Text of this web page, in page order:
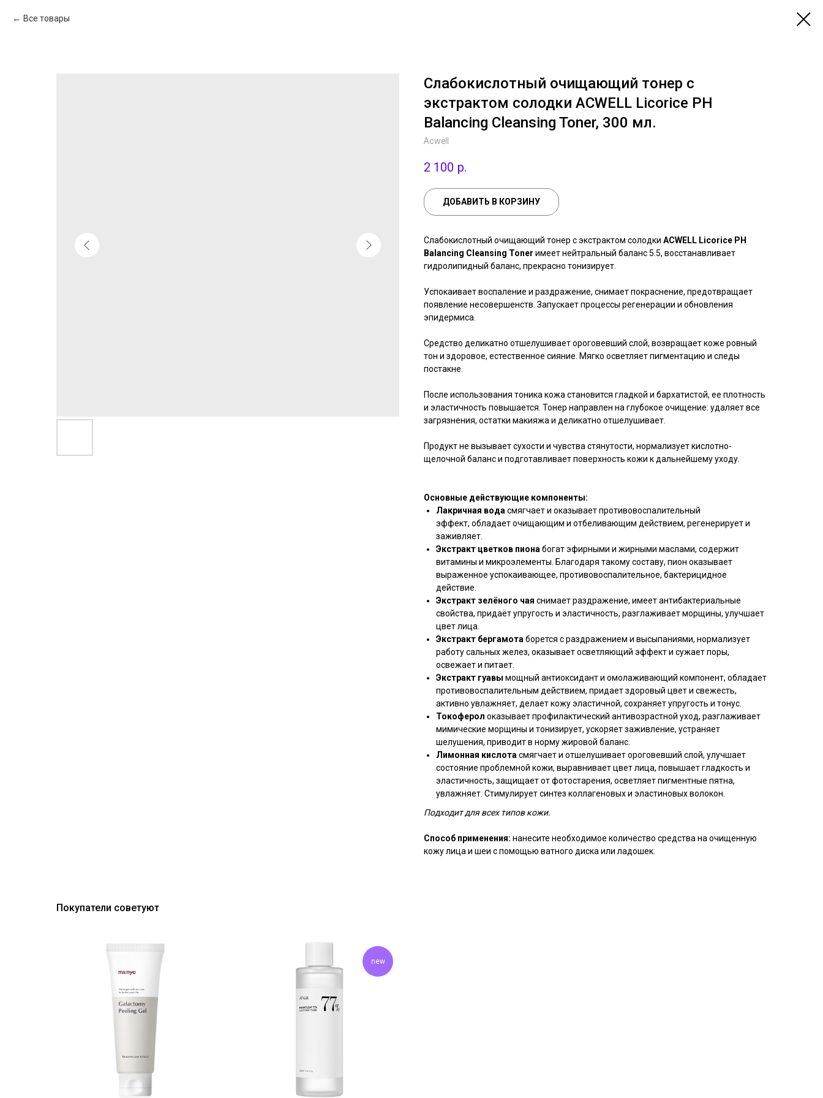
Все товары
Слабокислотный очищающий тонер с
экстрактом солодки ACWELL Licorice PH
Balancing Cleansing Toner, 300 мл.
Acwell
2 100 р.
ДОБАВИТЬ В КОРЗИНУ
Слабокислотный очищающий тонер с экстрактом солодки ACWELL Licorice PH
Balancing Cleansing Toner имеет нейтральный баланс 5.5, восстанавливает
гидролипидный баланс, прекрасно тонизирует.
Успокаивает воспаление и раздражение, снимает покраснение, предотвращает
появление несовершенств. Запускает процессы регенерации и обновления
эпидермиса.
Средство деликатно отшелушивает ороговевший слой, возвращает коже ровный
тон и здоровое, естественное сияние. Мягко осветляет пигментацию и следы
постакне.
После использования тоника кожа становится гладкой и бархатистой, ее плотность
и эластичность повышается. Тонер направлен на глубокое очищение: удаляет все
загрязнения, остатки макияжа и деликатно отшелушивает.
Продукт не вызывает сухости и чувства стянутости, нормализует кислотно-
щелочной баланс и подготавливает поверхность кожи к дальнейшему уходу.
Основные действующие компоненты:
Лакричная водасмягчает и оказывает противовоспалительный
эффект, обладает очищающим и отбеливающим действием, регенерирует и
заживляет.
Экстракт цветков пионабогат эфирными и жирными маслами, содержит
витамины и микроэлементы. Благодаря такому составу, пион оказывает
выраженное успокаивающее, противовоспалительное, бактерицидное
действие.
Экстракт зелёного чая снимает раздражение, имеет антибактериальные
свойства, придаёт упругость и эластичность, разглаживает морщины, улучшает
цвет лица.
Экстракт бергамотаборется с раздражением и высыпаниями, нормализует
работу сальных желез, оказывает осветляющий эффект и сужает поры,
освежает и питает.
Экстракт гуавы мощный антиоксидант и омолаживающий компонент, обладает
противовоспалительным действием, придает здоровый цвет и свежесть,
активно увлажняет, делает кожу эластичной, сохраняет упругость и тонус.
Токоферол оказывает профилактический антивозрастной уход, разглаживает
мимические морщины и тонизирует, ускоряет заживление, устраняет
шелушения, приводит в норму жировой баланс.
Лимонная кислотасмягчает и отшелушивает ороговевший слой, улучшает
состояние проблемной кожи, выравнивает цвет лица, повышает гладкость и
эластичность, защищает от фотостарения, осветляет пигментные пятна,
увлажняет. Стимулирует синтез коллагеновых и эластиновых волокон.
Подходит для всех типов кожи.
Способ применения: нанесите необходимое количество средства на очищенную
кожу лица и шеи с помощью ватного диска или ладошек.
Покупатели советуют
new